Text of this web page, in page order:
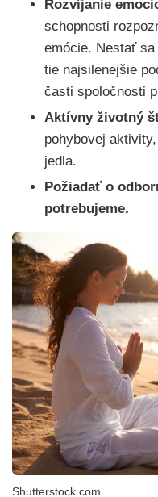
Rozvíjanie
schopnosti
emócie. Nestať
tie najsilenejšie
časti spoločnosti
Aktívny životný
pohybovej
jedla.
Požiadať o
potrebujeme.
Shutterstock.com